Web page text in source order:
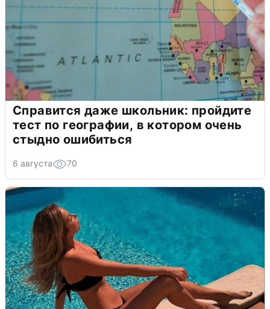
Справится даже школьник: пройдите
тест по географии, в котором очень
стыдно ошибиться
6 августа 70